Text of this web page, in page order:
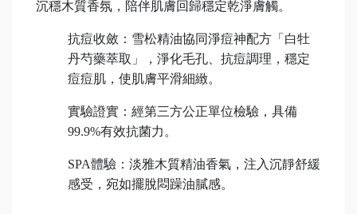
沉穩木質香氛，陪伴肌膚回歸穩定乾淨膚觸。
抗痘收斂：雪松精油協同淨痘神配方 「白牡
丹芍藥萃取 」
，淨化毛孔、抗痘調理，穩定
痘痘肌，使肌膚平滑細緻。
實驗證實：經第三方公正單位檢驗，具備
99.9%有效抗菌力。
SPA體驗：淡雅木質精油香氣，注入沉靜舒緩
感受，宛如擺脫悶躁油膩感。